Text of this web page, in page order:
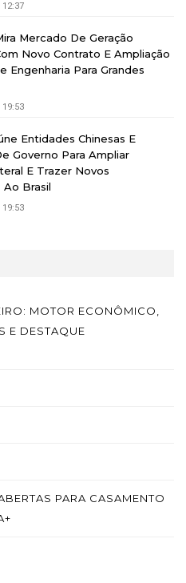
12:37
Mercado De Geração
Novo Contrato E Ampliação
Engenharia Para Grandes
19:53
Entidades Chinesas E
Governo Para Ampliar
E Trazer Novos
Brasil
19:53
MOTOR ECONÔMICO,
E DESTAQUE
PARA CASAMENTO